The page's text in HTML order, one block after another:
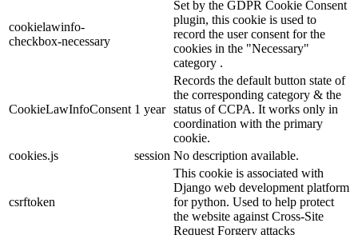
cookielawinfo-
checkbox-necessary
Set by the GDPR Cookie Consent
plugin, this cookie is used to
record the user consent for the
cookies in the "Necessary"
category .
CookieLawInfoConsent 1 year
Records the default button state of
the corresponding category & the
status of CCPA. It works only in
coordination with the primary
cookie.
cookies.js
session No description available.
csrftoken
This cookie is associated with
Django web development platform
for python. Used to help protect
the website against Cross-Site
Request Forgery attacks